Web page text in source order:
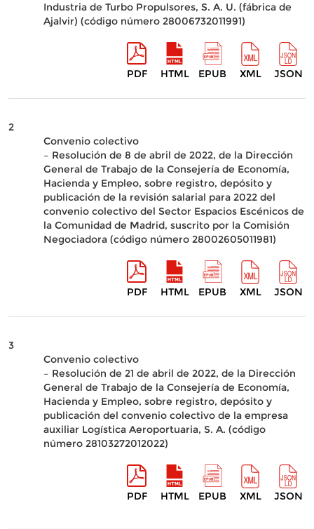
Industria de Turbo Propulsores, S. A. U. (fábrica de
Ajalvir) (código número 28006732011991)
PDF HTML EPUB XML JSON
2
Convenio colectivo
– Resolución de 8 de abril de 2022, de la Dirección
General de Trabajo de la Consejería de Economía,
Hacienda y Empleo, sobre registro, depósito y
publicación de la revisión salarial para 2022 del
convenio colectivo del Sector Espacios Escénicos de
la Comunidad de Madrid, suscrito por la Comisión
Negociadora (código número 28002605011981)
PDF HTML EPUB XML JSON
3
Convenio colectivo
– Resolución de 21 de abril de 2022, de la Dirección
General de Trabajo de la Consejería de Economía,
Hacienda y Empleo, sobre registro, depósito y
publicación del convenio colectivo de la empresa
auxiliar Logística Aeroportuaria, S. A. (código
número 28103272012022)
PDF HTML EPUB XML JSON